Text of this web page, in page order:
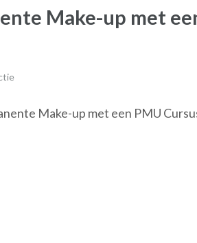
Make-up met
Make-up met een PMU